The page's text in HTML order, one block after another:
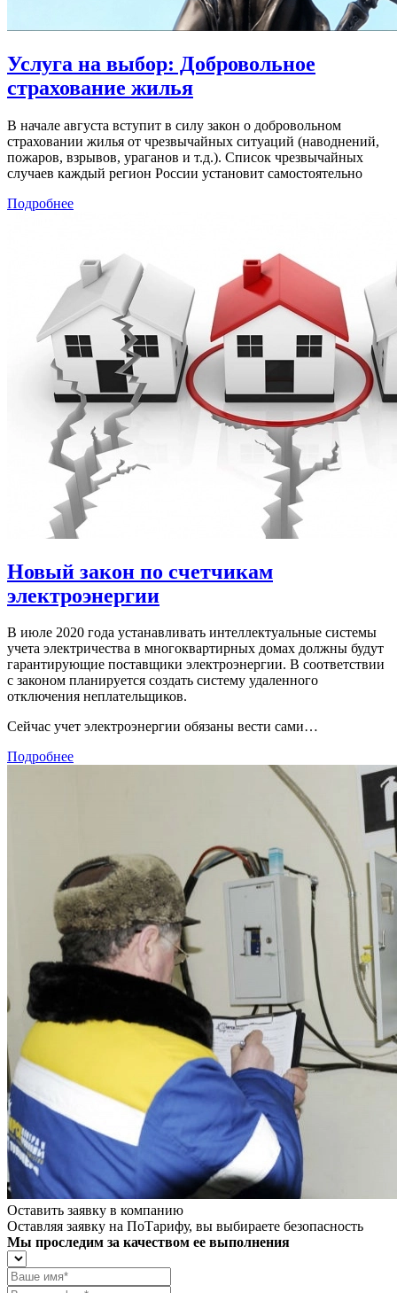
Услуга на выбор: Добровольное
страхование жилья
В начале августа вступит в силу закон о добровольном
страховании жилья от чрезвычайных ситуаций (наводнений,
пожаров, взрывов, ураганов и т.д.). Список чрезвычайных
случаев каждый регион России установит самостоятельно
Подробнее
Новый закон по счетчикам
электроэнергии
В июле 2020 года устанавливать интеллектуальные системы
учета электричества в многоквартирных домах должны будут
гарантирующие поставщики электроэнергии. В соответствии
с законом планируется создать систему удаленного
отключения неплательщиков.
Сейчас учет электроэнергии обязаны вести сами…
Подробнее
Оставить заявку в компанию
Оставляя заявку на ПоТарифу, вы выбираете безопасность
Мы проследим за качеством ее выполнения